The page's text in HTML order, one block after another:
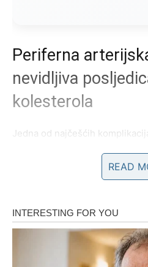
Periferna
nevidljiva
kolesterola
Jedna od najčešćih
naslage talože unutar arterija
žile i otežavajući dotok krvi u
Iako bolest može dugo biti bez
pojavljuju vidljivi i
prepoznaju na vrijeme, mogu
da je potrebno potražiti
READ